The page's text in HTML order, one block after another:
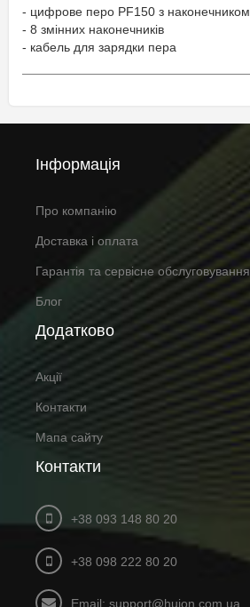
- цифрове перо PF150 з наконечником
- 8 змінних наконечників
- кабель для зарядки пера
Інформація
Про компанію
Доставка і оплата
Гарантія та сервісне обслуговування
Блог
Додатково
Акції
Контакти
Мапа сайту
Контакти
+38 093 148 80 20
+38 098 222 80 20
Email: support@huion.com.ua